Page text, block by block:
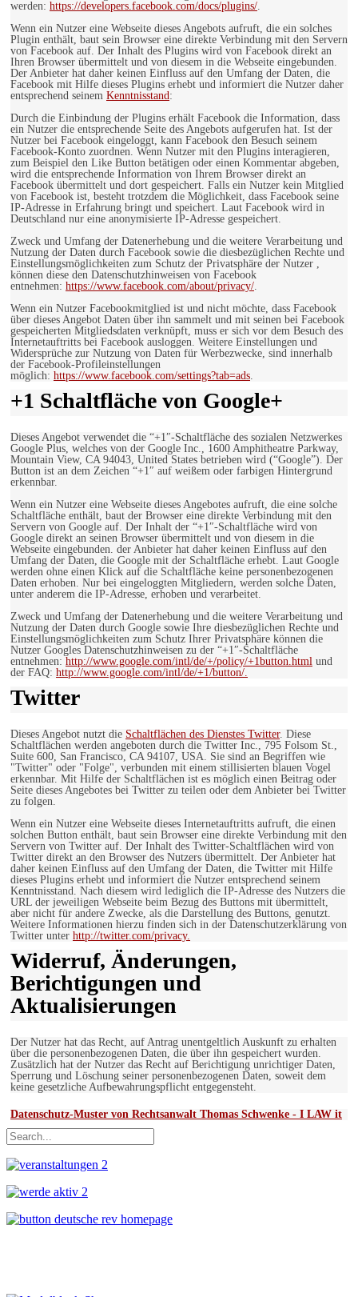
werden: https://developers.facebook.com/docs/plugins/.
Wenn ein Nutzer eine Webseite dieses Angebots aufruft, die ein solches
Plugin enthält, baut sein Browser eine direkte Verbindung mit den Servern
von Facebook auf. Der Inhalt des Plugins wird von Facebook direkt an
Ihren Browser übermittelt und von diesem in die Webseite eingebunden.
Der Anbieter hat daher keinen Einfluss auf den Umfang der Daten, die
Facebook mit Hilfe dieses Plugins erhebt und informiert die Nutzer daher
entsprechend seinem Kenntnisstand:
Durch die Einbindung der Plugins erhält Facebook die Information, dass
ein Nutzer die entsprechende Seite des Angebots aufgerufen hat. Ist der
Nutzer bei Facebook eingeloggt, kann Facebook den Besuch seinem
Facebook-Konto zuordnen. Wenn Nutzer mit den Plugins interagieren,
zum Beispiel den Like Button betätigen oder einen Kommentar abgeben,
wird die entsprechende Information von Ihrem Browser direkt an
Facebook übermittelt und dort gespeichert. Falls ein Nutzer kein Mitglied
von Facebook ist, besteht trotzdem die Möglichkeit, dass Facebook seine
IP-Adresse in Erfahrung bringt und speichert. Laut Facebook wird in
Deutschland nur eine anonymisierte IP-Adresse gespeichert.
Zweck und Umfang der Datenerhebung und die weitere Verarbeitung und
Nutzung der Daten durch Facebook sowie die diesbezüglichen Rechte und
Einstellungsmöglichkeiten zum Schutz der Privatsphäre der Nutzer ,
können diese den Datenschutzhinweisen von Facebook
entnehmen: https://www.facebook.com/about/privacy/.
Wenn ein Nutzer Facebookmitglied ist und nicht möchte, dass Facebook
über dieses Angebot Daten über ihn sammelt und mit seinen bei Facebook
gespeicherten Mitgliedsdaten verknüpft, muss er sich vor dem Besuch des
Internetauftritts bei Facebook ausloggen. Weitere Einstellungen und
Widersprüche zur Nutzung von Daten für Werbezwecke, sind innerhalb
der Facebook-Profileinstellungen
möglich: https://www.facebook.com/settings?tab=ads.
+1 Schaltfläche von Google+
Dieses Angebot verwendet die “+1″-Schaltfläche des sozialen Netzwerkes
Google Plus, welches von der Google Inc., 1600 Amphitheatre Parkway,
Mountain View, CA 94043, United States betrieben wird (“Google”). Der
Button ist an dem Zeichen “+1″ auf weißem oder farbigen Hintergrund
erkennbar.
Wenn ein Nutzer eine Webseite dieses Angebotes aufruft, die eine solche
Schaltfläche enthält, baut der Browser eine direkte Verbindung mit den
Servern von Google auf. Der Inhalt der “+1″-Schaltfläche wird von
Google direkt an seinen Browser übermittelt und von diesem in die
Webseite eingebunden. der Anbieter hat daher keinen Einfluss auf den
Umfang der Daten, die Google mit der Schaltfläche erhebt. Laut Google
werden ohne einen Klick auf die Schaltfläche keine personenbezogenen
Daten erhoben. Nur bei eingeloggten Mitgliedern, werden solche Daten,
unter anderem die IP-Adresse, erhoben und verarbeitet.
Zweck und Umfang der Datenerhebung und die weitere Verarbeitung und
Nutzung der Daten durch Google sowie Ihre diesbezüglichen Rechte und
Einstellungsmöglichkeiten zum Schutz Ihrer Privatsphäre können die
Nutzer Googles Datenschutzhinweisen zu der “+1″-Schaltfläche
entnehmen: http://www.google.com/intl/de/+/policy/+1button.html und
der FAQ: http://www.google.com/intl/de/+1/button/.
Twitter
Dieses Angebot nutzt die Schaltflächen des Dienstes Twitter. Diese
Schaltflächen werden angeboten durch die Twitter Inc., 795 Folsom St.,
Suite 600, San Francisco, CA 94107, USA. Sie sind an Begriffen wie
"Twitter" oder "Folge", verbunden mit einem stillisierten blauen Vogel
erkennbar. Mit Hilfe der Schaltflächen ist es möglich einen Beitrag oder
Seite dieses Angebotes bei Twitter zu teilen oder dem Anbieter bei Twitter
zu folgen.
Wenn ein Nutzer eine Webseite dieses Internetauftritts aufruft, die einen
solchen Button enthält, baut sein Browser eine direkte Verbindung mit den
Servern von Twitter auf. Der Inhalt des Twitter-Schaltflächen wird von
Twitter direkt an den Browser des Nutzers übermittelt. Der Anbieter hat
daher keinen Einfluss auf den Umfang der Daten, die Twitter mit Hilfe
dieses Plugins erhebt und informiert die Nutzer entsprechend seinem
Kenntnisstand. Nach diesem wird lediglich die IP-Adresse des Nutzers die
URL der jeweiligen Webseite beim Bezug des Buttons mit übermittelt,
aber nicht für andere Zwecke, als die Darstellung des Buttons, genutzt.
Weitere Informationen hierzu finden sich in der Datenschutzerklärung von
Twitter unter http://twitter.com/privacy.
Widerruf, Änderungen,
Berichtigungen und
Aktualisierungen
Der Nutzer hat das Recht, auf Antrag unentgeltlich Auskunft zu erhalten
über die personenbezogenen Daten, die über ihn gespeichert wurden.
Zusätzlich hat der Nutzer das Recht auf Berichtigung unrichtiger Daten,
Sperrung und Löschung seiner personenbezogenen Daten, soweit dem
keine gesetzliche Aufbewahrungspflicht entgegensteht.
Datenschutz-Muster von Rechtsanwalt Thomas Schwenke - I LAW it